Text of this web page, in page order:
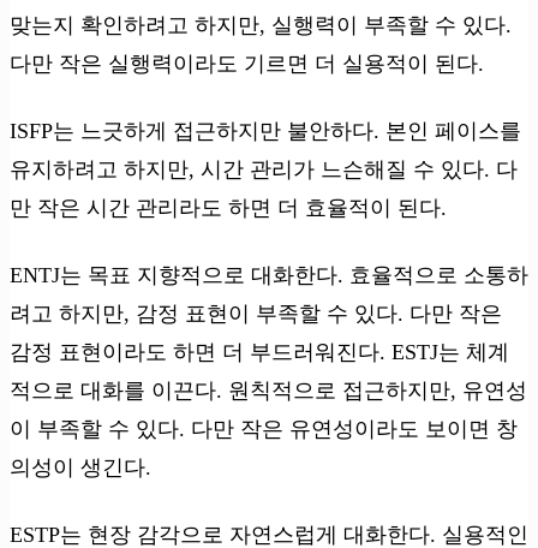
맞는지 확인하려고 하지만, 실행력이 부족할 수 있다.
다만 작은 실행력이라도 기르면 더 실용적이 된다.
ISFP는 느긋하게 접근하지만 불안하다. 본인 페이스를
유지하려고 하지만, 시간 관리가 느슨해질 수 있다. 다
만 작은 시간 관리라도 하면 더 효율적이 된다.
ENTJ는 목표 지향적으로 대화한다. 효율적으로 소통하
려고 하지만, 감정 표현이 부족할 수 있다. 다만 작은
감정 표현이라도 하면 더 부드러워진다. ESTJ는 체계
적으로 대화를 이끈다. 원칙적으로 접근하지만, 유연성
이 부족할 수 있다. 다만 작은 유연성이라도 보이면 창
의성이 생긴다.
ESTP는 현장 감각으로 자연스럽게 대화한다. 실용적인